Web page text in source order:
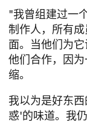
"我曾组建过一
制作人，所有
面。当他们为
他们合作，因
缩。
我以为是好东
惑'的味道。我